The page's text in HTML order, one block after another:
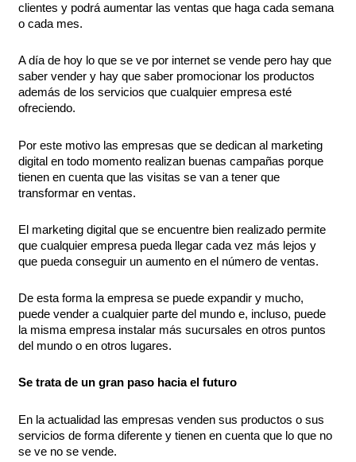
clientes y podrá aumentar las ventas que haga cada semana
o cada mes.
A día de hoy lo que se ve por internet se vende pero hay que
saber vender y hay que saber promocionar los productos
además de los servicios que cualquier empresa esté
ofreciendo.
Por este motivo las empresas que se dedican al marketing
digital en todo momento realizan buenas campañas porque
tienen en cuenta que las visitas se van a tener que
transformar en ventas.
El marketing digital que se encuentre bien realizado permite
que cualquier empresa pueda llegar cada vez más lejos y
que pueda conseguir un aumento en el número de ventas.
De esta forma la empresa se puede expandir y mucho,
puede vender a cualquier parte del mundo e, incluso, puede
la misma empresa instalar más sucursales en otros puntos
del mundo o en otros lugares.
Se trata de un gran paso hacia el futuro
En la actualidad las empresas venden sus productos o sus
servicios de forma diferente y tienen en cuenta que lo que no
se ve no se vende.